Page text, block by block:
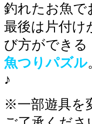
釣れたお魚
最後は片付け
び方ができる
魚つりパズル
♪
※一部遊具を